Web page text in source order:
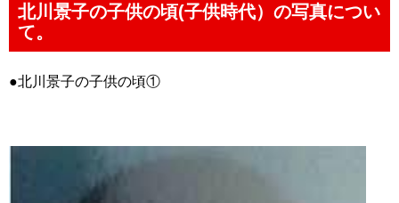
北川景子の子供の頃(子供時代）の写真につい
て。
●北川景子の子供の頃①